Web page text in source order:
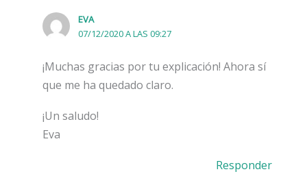
EVA
07/12/2020 A LAS 09:27
¡Muchas gracias por tu explicación! Ahora sí
que me ha quedado claro.
¡Un saludo!
Eva
Responder